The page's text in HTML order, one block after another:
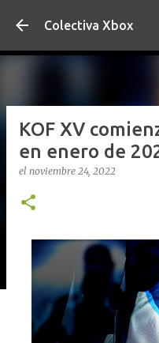
Ir al
Colectiva Xbox
KOF XV
en enero de
el noviembre 24, 2022